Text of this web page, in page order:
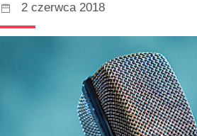
2 czerwca 2018